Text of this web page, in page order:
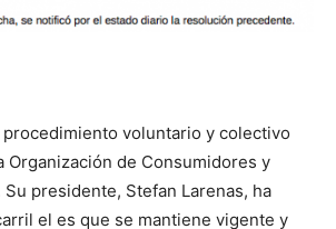
voluntario y colectivo
Organización de Consumidores y
Su presidente, Stefan Larenas, ha
el es que se mantiene vigente y